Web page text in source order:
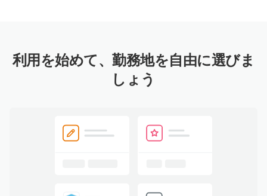
利用を始めて、勤務地を自由に選びま
しょう